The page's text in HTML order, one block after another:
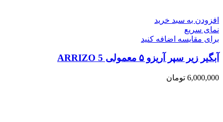
افزودن به سبد خرید
نمای سریع
برای مقایسه اضافه کنید
آبگیر زیر سپر آریزو ۵ معمولی ARRIZO 5
6,000,000 تومان